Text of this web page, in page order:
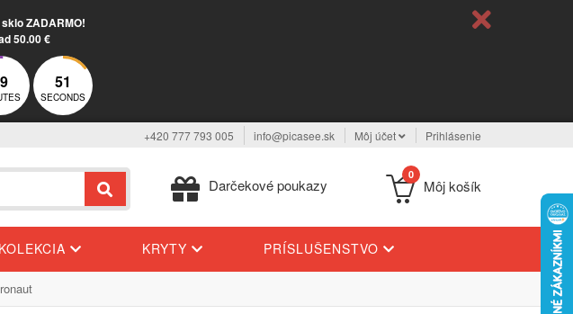
ZADARMO!
50.00 €
50
SECONDS
+420 777 793 005 info@picasee.sk Môj účet Prihlásenie
Darčekové poukazy
0
Môj košík
KOLEKCIA KRYTY PRÍSLUŠENSTVO